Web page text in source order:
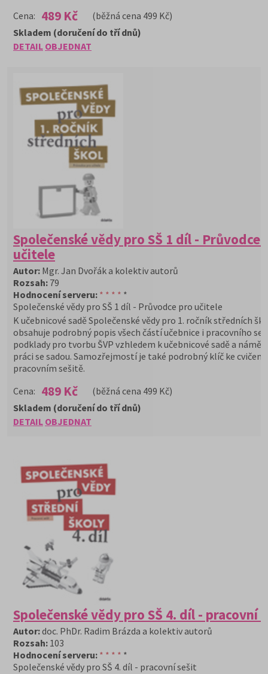
Cena: 489 Kč (běžná cena 499 Kč)
DETAIL OBJEDNAT
Skladem (doručení do tří dnů)
Společenské vědy pro SŠ 1 díl - Průvodce
učitele
Autor: Mgr. Jan Dvořák a kolektiv autorů
Rozsah: 79
Hodnocení serveru: * * * * *
Společenské vědy pro SŠ 1 díl - Průvodce pro učitele
K učebnicové sadě Společenské vědy pro 1. ročník středních
obsahuje podrobný popis všech částí učebnice i pracovního
podklady pro tvorbu ŠVP vzhledem k učebnicové sadě a
práci se sadou. Samozřejmostí je také podrobný klíč ke
pracovním sešitě.
Cena: 489 Kč (běžná cena 499 Kč)
DETAIL OBJEDNAT
Skladem (doručení do tří dnů)
Společenské vědy pro SŠ 4. díl - pracovní
Autor:doc. PhDr. Radim Brázda a kolektiv autorů
Rozsah: 103
Hodnocení serveru: * * * * *
Společenské vědy pro SŠ 4. díl - pracovní sešit